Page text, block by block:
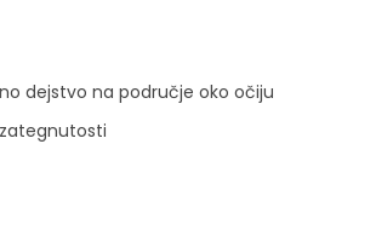
dejstvo na područje oko očiju